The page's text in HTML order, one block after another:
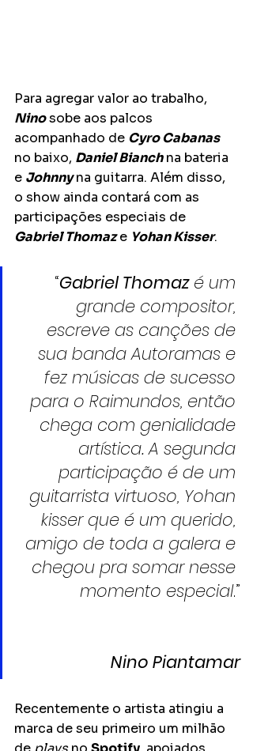
Para agregar valor ao trabalho,
Nino sobe aos palcos
acompanhado de Cyro Cabanas
no baixo, Daniel Bianch na bateria
e Johnny na guitarra. Além disso,
o show ainda contará com as
participações especiais de
Gabriel Thomaz e Yohan Kisser.
“Gabriel Thomaz é um
grande compositor,
escreve as canções de
sua banda Autoramas e
fez músicas de sucesso
para o Raimundos, então
chega com genialidade
artística. A segunda
participação é de um
guitarrista virtuoso, Yohan
kisser que é um querido,
amigo de toda a galera e
chegou pra somar nesse
momento especial.”
Nino Piantamar
Recentemente o artista atingiu a
marca de seu primeiro um milhão